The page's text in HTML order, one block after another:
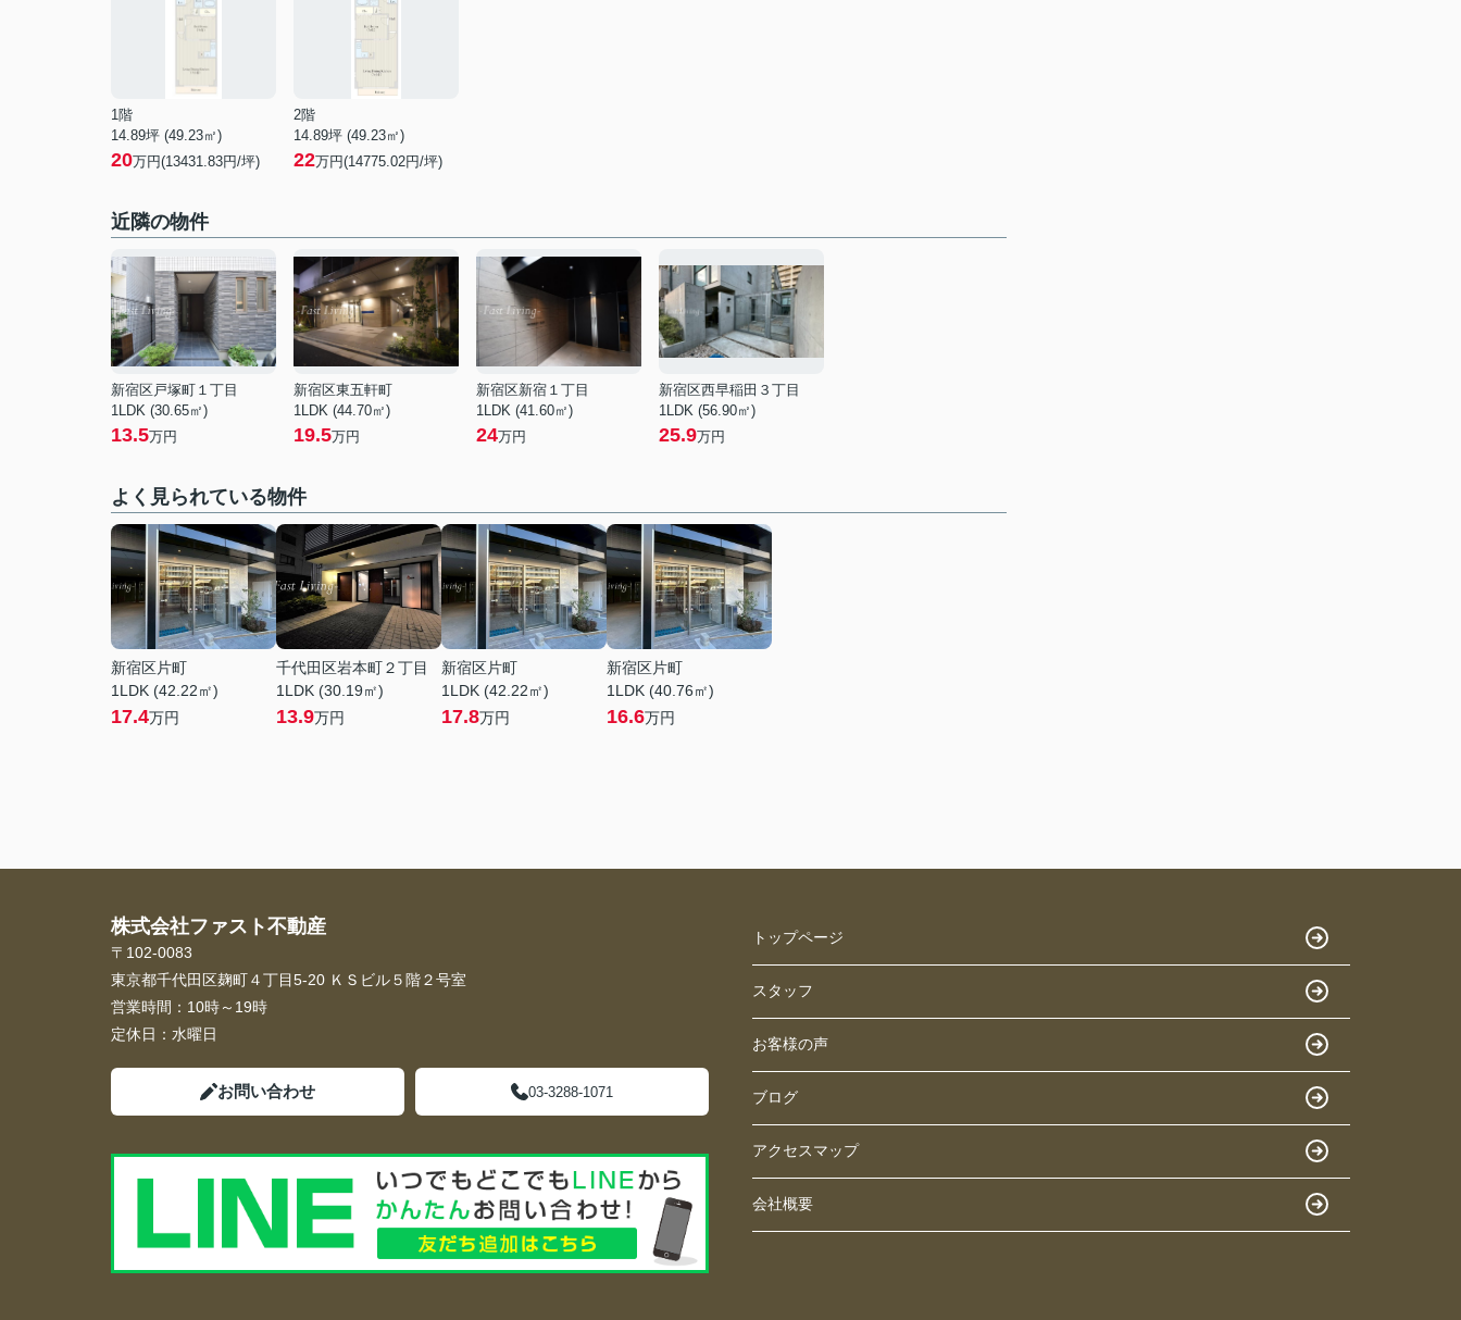
1階
14.89坪 (49.23㎡)
20万円(13431.83円/坪)
2階
14.89坪 (49.23㎡)
22万円(14775.02円/坪)
近隣の物件
新宿区戸塚町１丁目
1LDK (30.65㎡)
13.5万円
新宿区東五軒町
1LDK (44.70㎡)
19.5万円
新宿区新宿１丁目
1LDK (41.60㎡)
24万円
新宿区西早稲田３丁目
1LDK (56.90㎡)
25.9万円
よく見られている物件
新宿区片町
1LDK (42.22㎡)
17.4万円
千代田区岩本町２丁目
1LDK (30.19㎡)
13.9万円
新宿区片町
1LDK (42.22㎡)
17.8万円
新宿区片町
1LDK (40.76㎡)
16.6万円
株式会社ファスト不動産
〒102-0083
東京都千代田区麹町４丁目5-20 ＫＳビル５階２号室
営業時間： 10時～19時
定休日： 水曜日
お問い合わせ 03-3288-1071
トップページ
スタッフ
お客様の声
ブログ
アクセスマップ
会社概要